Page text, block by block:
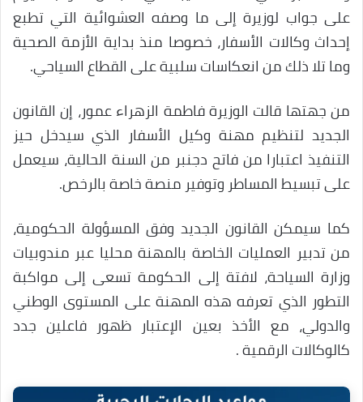
على جواب لوزيرة إلى ما وصفه العشوائية التي تطبع
إحداث وكالات الأسفار، خصوصا منذ بداية الأزمة الصحية
وما تلا ذلك من انعكاسات سلبية على القطاع السياحي.
من جهتها قالت الوزيرة فاطمة الزهراء عمور، إن القانون
الجديد لتنظيم مهنة وكيل الأسفار الذي سيدخل حيز
التنفيذ اعتبارا من فاتح دجنبر من السنة الحالية، سيعمل
على تبسيط المساطر وتوفير منصة خاصة بالرخص.
كما سيمكن القانون الجديد وفق المسؤولة الحكومية،
من تدبير العمليات الخاصة بالمهنة محليا عبر مندوبيات
وزارة السياحة، لافتة إلى الحكومة تسعى إلى مواكبة
التطور الذي تعرفه هذه المهنة على المستوى الوطني
والدولي، مع الأخذ بعين الإعتبار ظهور فاعلين جدد
كالوكالات الرقمية .